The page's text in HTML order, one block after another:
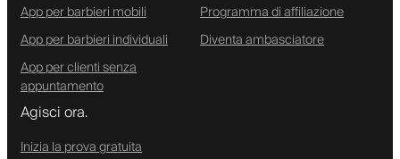
App per barbieri mobili
App per barbieri individuali
App per clienti senza
appuntamento
Programma di affiliazione
Diventa ambasciatore
Agisci ora.
Inizia la prova gratuita